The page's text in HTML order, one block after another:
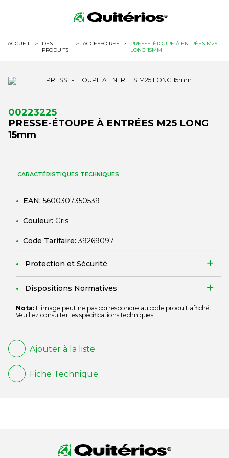
ACCUEIL >
DES
PRODUITS
> ACCESSOIRES >
PRESSE-ÉTOUPE À ENTRÉES M25
LONG 15MM
00223225
PRESSE-ÉTOUPE À ENTRÉES M25 LONG
15mm
CARACTÉRISTIQUES TECHNIQUES
EAN: 5600307350539
Couleur: Gris
Code Tarifaire:39269097
Protection et Sécurité
Dispositions Normatives
Nota: L'image peut ne pas correspondre au code produit affiché.
Veuillez consulter les spécifications techniques.
Ajouter à la liste
Fiche Technique